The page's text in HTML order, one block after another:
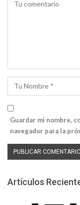
Guardar mi nombre,
navegador para la
Artículos